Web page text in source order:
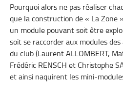
Pourquoi alors ne pas réaliser
que la construction de « La Zone
un module pouvant soit être
soit se raccorder aux modules
du club (Laurent ALLOMBERT,
Frédéric RENSCH et Christophe
et ainsi naquirent les mini-